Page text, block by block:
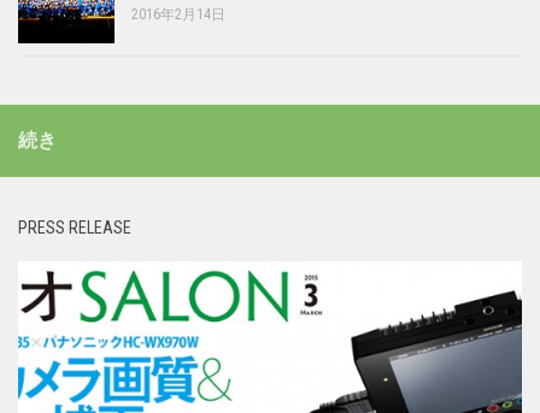
2016年2月14日
続き
PRESS RELEASE